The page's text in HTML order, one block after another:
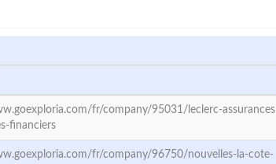
fr/company/95031/leclerc-assurances
financiers
fr/company/96750/nouvelles-la-cote-